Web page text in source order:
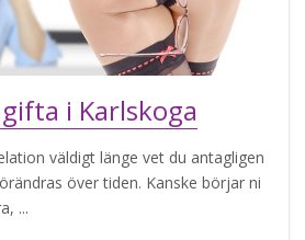
i Karlskoga
väldigt länge vet du antagligen
över tiden. Kanske börjar ni
...